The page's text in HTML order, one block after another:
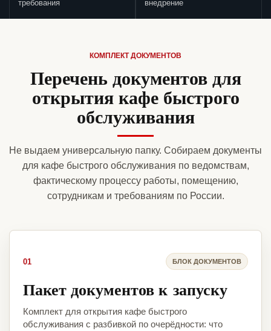
требования
внедрение
КОМПЛЕКТ ДОКУМЕНТОВ
Перечень документов для
открытия кафе быстрого
обслуживания
Не выдаем универсальную папку. Собираем документы
для кафе быстрого обслуживания по ведомствам,
фактическому процессу работы, помещению,
сотрудникам и требованиям по России.
01 БЛОК ДОКУМЕНТОВ
Пакет документов к запуску
Комплект для открытия кафе быстрого
обслуживания с разбивкой по очерёдности: что